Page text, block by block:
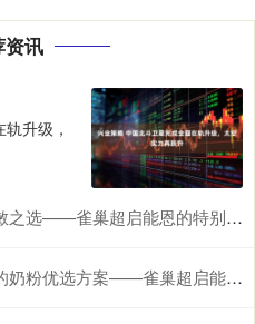
资讯
升级，
选——雀巢超启能恩的特别优势
方案——雀巢超启能恩，守护脆弱肠胃